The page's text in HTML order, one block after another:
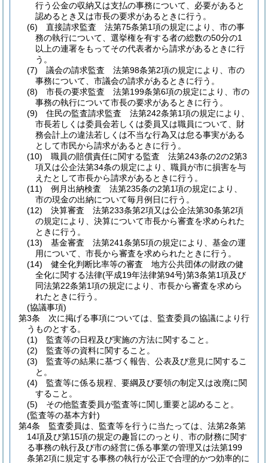
行う公金の収納又は支払の事務について、必要があると
認めるとき又は市長の要求があるときに行う。
(6)
直接請求監査 法第75条第1項の規定により、市の事
務の執行について、選挙権を有する者の総数の50分の1
以上の連署をもってその代表者から請求があるときに行
う。
(7)
議会の請求監査 法第98条第2項の規定により、市の
事務について、市議会の請求があるときに行う。
(8)
市長の要求監査 法第199条第6項の規定により、市の
事務の執行について市長の要求があるときに行う。
(9)
住民の監査請求監査 法第242条第1項の規定により、
市長若しくは委員会若しくは委員又は職員について、財
務会計上の違法若しくは不当な行為又は怠る事実がある
として市民から請求があるときに行う。
(10)
職員の賠償責任に関する監査 法第243条の2の2第3
項又は公企法第34条の規定により、職員が市に損害を与
えたとして市長から請求があるときに行う。
(11)
例月出納検査 法第235条の2第1項の規定により、
市の現金の出納について毎月例日に行う。
(12)
決算審査 法第233条第2項又は公企法第30条第2項
の規定により、決算について市長から審査を求められた
ときに行う。
(13)
基金審査 法第241条第5項の規定により、基金の運
用について、市長から審査を求められたときに行う。
(14)
健全化判断比率等の審査 地方公共団体の財政の健
全化に関する法律(平成19年法律第94号)第3条第1項及び
同法第22条第1項の規定により、市長から審査を求めら
れたときに行う。
(協議事項)
第3条
次に掲げる事項については、監査委員の協議により行
うものとする。
(1)
監査等の日程及び実施の方法に関すること。
(2)
監査等の資料に関すること。
(3)
監査等の結果に基づく報告、公表及び意見に関するこ
と。
(4)
監査等に係る規程、要綱及び要領の制定又は改廃に関
すること。
(5)
その他監査委員が監査等に関し重要と認めること。
(監査等の基本方針)
第4条
監査委員は、監査等を行うに当たっては、法第2条第
14項及び第15項の規定の趣旨にのっとり、市の財務に関す
る事務の執行及び市の経営に係る事業の管理又は法第199
条第2項に規定する事務の執行が公正で合理的かつ効率的に